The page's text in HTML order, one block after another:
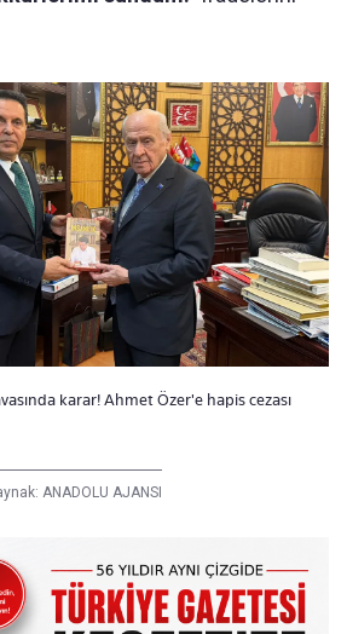
karar! Ahmet Özer'e hapis cezası
ANADOLU AJANSI